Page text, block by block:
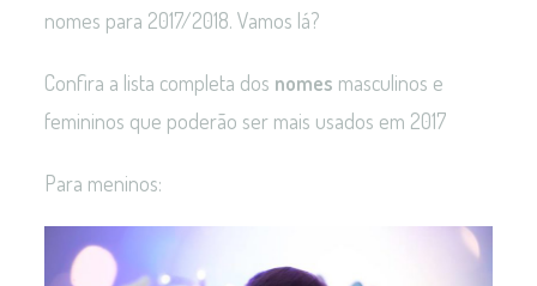
nomes para 2017/2018. Vamos lá?
Confira a lista completa dos nomes masculinos e
femininos que poderão ser mais usados em 2017
Para meninos: